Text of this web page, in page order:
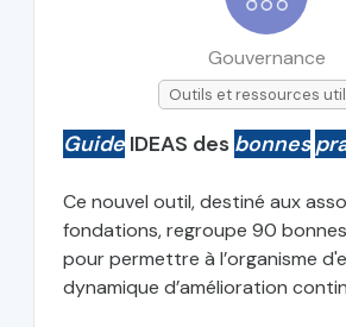
Gouvernance
Outils et ressources
Guide IDEAS des bonnes
Ce nouvel outil, destiné aux
fondations, regroupe 90
pour permettre à l’organisme
dynamique d’amélioration